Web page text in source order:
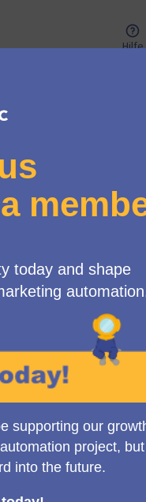
Hilfe
voted on by members
Regeln:
die Vorschläge 4
4 Stimmen sammeln
ihren Autoren